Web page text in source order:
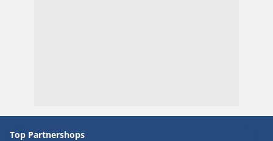
Top Partnershops